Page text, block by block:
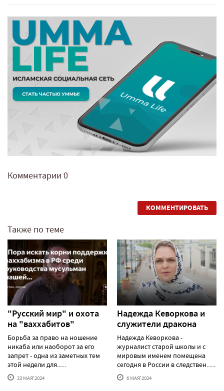
Комментарии 0
КОММЕНТИРОВАТЬ
Также по теме
"Русский мир" и охота
на "ваххабитов"
Борьба за право на ношение
никаба или наоборот за его
запрет - одна из заметных тем
этой недели для......
23 МАЯ'2024
Надежда Кеворкова и
служители дракона
Надежда Кеворкова -
журналист старой школы и с
мировым именем помещена
сегодня в России в следствен......
6 МАЯ'2024